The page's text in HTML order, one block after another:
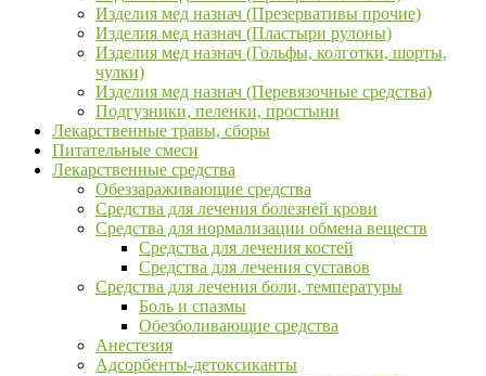
Изделия мед назнач (Презервативы прочие)
Изделия мед назнач (Пластыри рулоны)
Изделия мед назнач (Гольфы, колготки, шорты,
чулки)
Изделия мед назнач (Перевязочные средства)
Подгузники, пеленки, простыни
Лекарственные травы, сборы
Питательные смеси
Лекарственные средства
Обеззараживающие средства
Средства для лечения болезней крови
Средства для нормализации обмена веществ
Средства для лечения костей
Средства для лечения суставов
Средства для лечения боли, температуры
Боль и спазмы
Обезболивающие средства
Анестезия
Адсорбенты-детоксиканты